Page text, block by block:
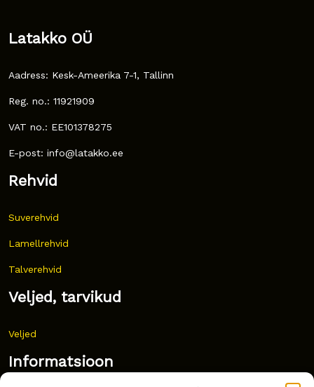
Latakko OÜ
Aadress: Kesk-Ameerika 7-1, Tallinn
Reg. no.: 11921909
VAT no.: EE101378275
E-post: info@latakko.ee
Rehvid
Suverehvid
Lamellrehvid
Talverehvid
Veljed, tarvikud
Veljed
Informatsioon